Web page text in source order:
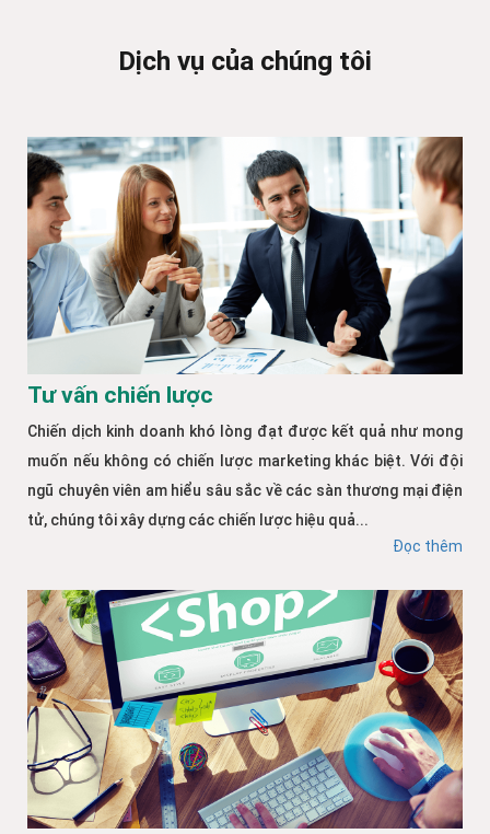
Dịch vụ của chúng tôi
Tư vấn chiến lược
Chiến dịch kinh doanh khó lòng đạt được kết quả như mong
muốn nếu không có chiến lược marketing khác biệt. Với đội
ngũ chuyên viên am hiểu sâu sắc về các sàn thương mại điện
tử, chúng tôi xây dựng các chiến lược hiệu quả...
Đọc thêm